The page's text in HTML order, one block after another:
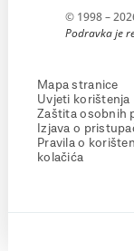
© 1998 –
Podravka je
Mapa stranice
Uvjeti korištenja
Zaštita osobnih
Izjava o
Pravila o
kolačića